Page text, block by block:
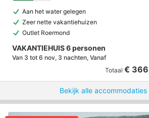
Aan het water gelegen
Zeer nette vakantiehuizen
Outlet Roermond
VAKANTIEHUIS 6 personen
Van 3 tot 6 nov, 3 nachten, Vanaf
Totaal €
Bekijk alle accommodaties